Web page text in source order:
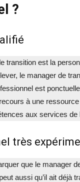
?
transition est la
le manager de
est
à une
aux services de
très
que le manager
aussi qu’il ait déjà